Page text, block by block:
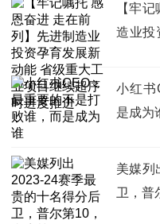
【牢
造业投
小红书
是成为
美媒列
卫，普